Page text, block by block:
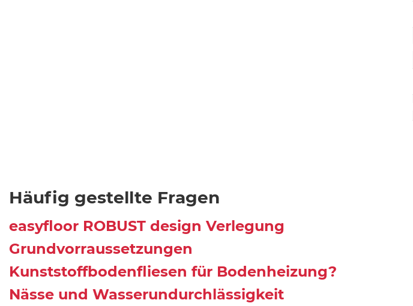
Häufig gestellte Fragen
easyfloor ROBUST design Verlegung
Grundvorraussetzungen
Kunststoffbodenfliesen für Bodenheizung?
Nässe und Wasserundurchlässigkeit